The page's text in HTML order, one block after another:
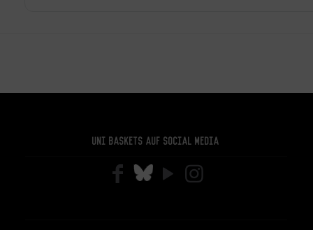
Uni Baskets auf Social Media